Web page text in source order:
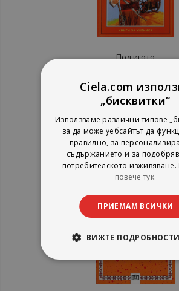
Под игото
Иван Вазов
рейтинг:
1%
5,10 €
9,97 лв.
Ciela.com
„бисквитки“
Използваме различни типове
за да може уебсайтът да
правилно, за
съдържанието и за
потребителското изживяване.
повече тук.
ПРИЕМАМ ВСИЧКИ
ВИЖТЕ